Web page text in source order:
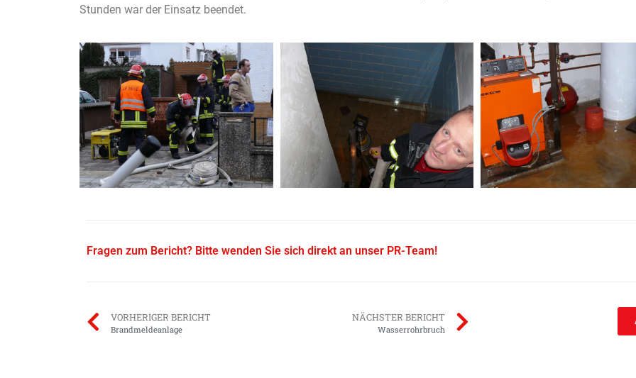
Stunden war der Einsatz beendet.
Fragen zum Bericht? Bitte wenden Sie sich direkt an unser PR-Team!
VORHERIGER BERICHT
Brandmeldeanlage
NÄCHSTER BERICHT
Wasserrohrbruch